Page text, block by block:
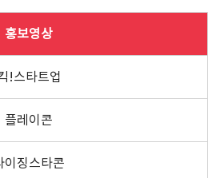
홍보영상
!스타트업
플레이콘
이징스타콘